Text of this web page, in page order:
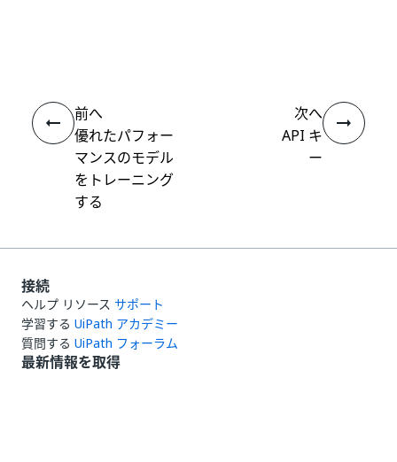
前へ
優れたパフォー
マンスのモデル
をトレーニング
する
次へ
API キ
ー
接続
ヘルプ リソース サポート
学習する UiPath アカデミー
質問する UiPath フォーラム
最新情報を取得